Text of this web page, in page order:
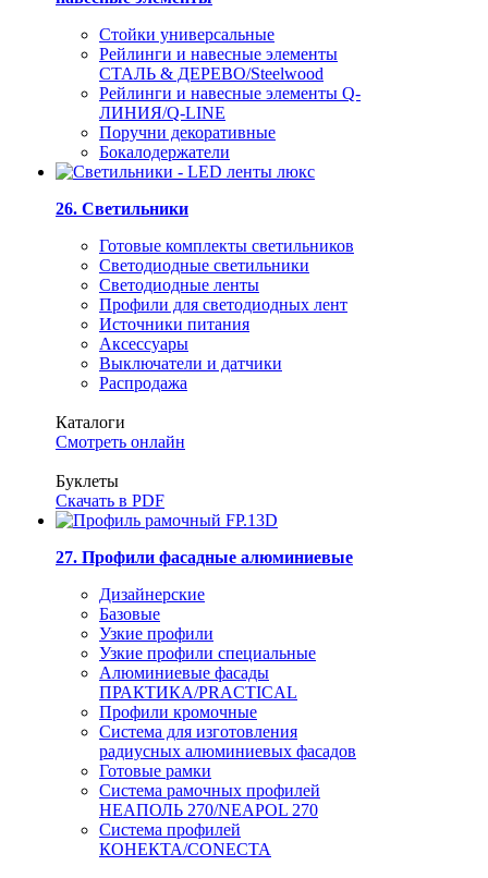
Стойки универсальные
Рейлинги и навесные элементы
СТАЛЬ & ДЕРЕВО/Steelwood
Рейлинги и навесные элементы Q-
ЛИНИЯ/Q-LINE
Поручни декоративные
Бокалодержатели
26. Светильники
Готовые комплекты светильников
Светодиодные светильники
Светодиодные ленты
Профили для светодиодных лент
Источники питания
Аксессуары
Выключатели и датчики
Распродажа
Каталоги
Смотреть онлайн
Буклеты
Скачать в PDF
27. Профили фасадные алюминиевые
Дизайнерские
Базовые
Узкие профили
Узкие профили специальные
Алюминиевые фасады
ПРАКТИКА/PRACTICAL
Профили кромочные
Система для изготовления
радиусных алюминиевых фасадов
Готовые рамки
Система рамочных профилей
НЕАПОЛЬ 270/NEAPOL 270
Система профилей
КОНЕКТА/CONECTA